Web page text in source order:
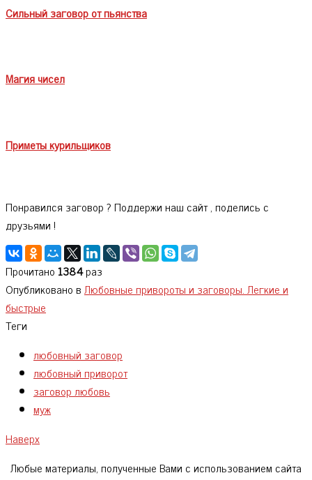
Сильный заговор от пьянства
Магия чисел
Приметы курильщиков
Понравился заговор ? Поддержи наш сайт , поделись с
друзьями !
Прочитано1384раз
Опубликовано вЛюбовные привороты и заговоры. Легкие и
быстрые
Теги
любовный заговор
любовный приворот
заговор любовь
муж
Наверх
Любые материалы, полученные Вами с использованием сайта